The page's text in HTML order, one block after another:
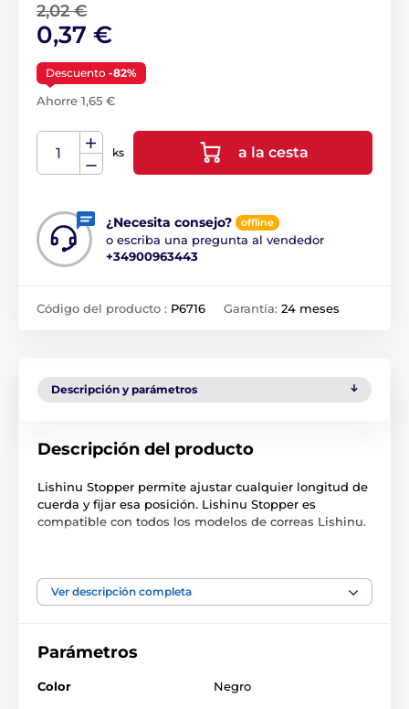
2,02 €
0,37 €
Descuento -82%
Ahorre 1,65 €
ks a la cesta
¿Necesita consejo? offline
o escriba una pregunta al vendedor
+34900963443
Código del producto : P6716 Garantía: 24 meses
Descripción y parámetros
Descripción del producto
Lishinu Stopper permite ajustar cualquier longitud de
cuerda y fijar esa posición. Lishinu Stopper es
compatible con todos los modelos de correas Lishinu.
Ver descripción completa
Parámetros
Color Negro